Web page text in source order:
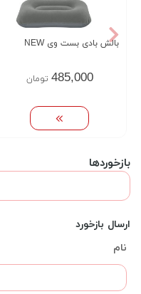
بالش بادی بست وی NEW
485,000 تومان
بازخوردها
ارسال بازخورد
نام